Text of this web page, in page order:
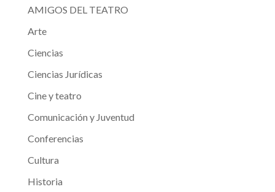
AMIGOS DEL TEATRO
Arte
Ciencias
Ciencias Jurídicas
Cine y teatro
Comunicación y Juventud
Conferencias
Cultura
Historia